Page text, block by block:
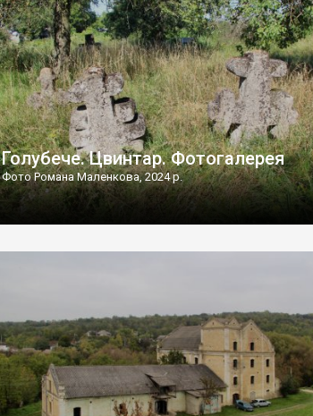
[…]
Голубече. Цвинтар. Фотогалерея
Фото Романа Маленкова, 2024 р.